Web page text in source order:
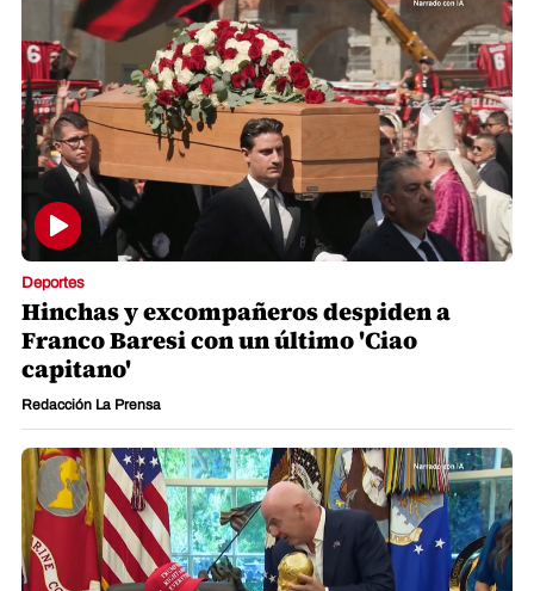
Deportes
Hinchas y excompañeros despiden a
Franco Baresi con un último 'Ciao
capitano'
Redacción La Prensa